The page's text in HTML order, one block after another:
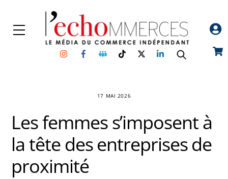
content
Menu
InstagramFacebookGroupe
Facebook
TikTokTwitterLinkedin
17 MAI 2026
Les femmes s’imposent à
la tête des entreprises de
proximité